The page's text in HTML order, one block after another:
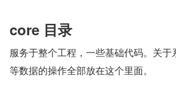
core 目录
服务于整个工程，一些基础代码。关于
等数据的操作全部放在这个里面。